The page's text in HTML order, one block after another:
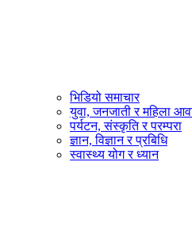
भिडियो समाचार
युवा, जनजाती र महिला
पर्यटन, संस्कृति र परम्परा
ज्ञान, विज्ञान र प्रबिधि
स्वास्थ्य योग र ध्यान